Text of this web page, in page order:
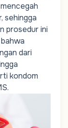
sehingga
prosedur ini
dari
kondom